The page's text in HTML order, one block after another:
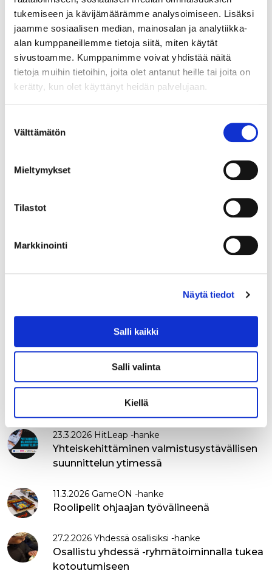
tukemiseen ja kävijämäärämme analysoimiseen. Lisäksi
jaamme sosiaalisen median, mainosalan ja analytiikka-
alan kumppaneillemme tietoja siitä, miten käytät
sivustoamme. Kumppanimme voivat yhdistää näitä
tietoja muihin tietoihin, joita olet antanut heille tai joita on
kerätty, kun olet käyttänyt heidän palvelujaan.
valinta
Välttämätön
Mieltymykset
Tilastot
Markkinointi
Näytä tiedot
Salli kaikki
Salli valinta
Kiellä
5.6.2026 Kestech -hanke
Savonia-artikkeli: KesTechin
osaamistarveselvitys kertoo, millaista
osaamista Ylä-Savon teollisuus tarvitsee
tulevaisuudessa
hanke
Kohti traumatietoisempaa yhteiskuntaa?
11.5.2026 Työ ja mielen hyvinvointi Mieliteko 2.0 -
Traumatietoisuutta työyhteisöihin -
koulutus lisäsi osallistujien tiedollista
Ruostumaton Sorsakoski -tapahtuma
16.4.2026 Ilmastoturvallisuus -hanke
Kriisinhallinta NYT 2026 - Rauhan
palveluksessa 70 vuotta, kohti tulevaa
HitLeap-hankkeen matka hitsauksen
tuottavuusloikkaan
23.3.2026 HitLeap -hanke
Yhteiskehittäminen valmistusystävällisen
suunnittelun ytimessä
11.3.2026 GameON -hanke
Roolipelit ohjaajan työvälineenä
27.2.2026 Yhdessä osallisiksi -hanke
Osallistu yhdessä -ryhmätoiminnalla tukea
kotoutumiseen